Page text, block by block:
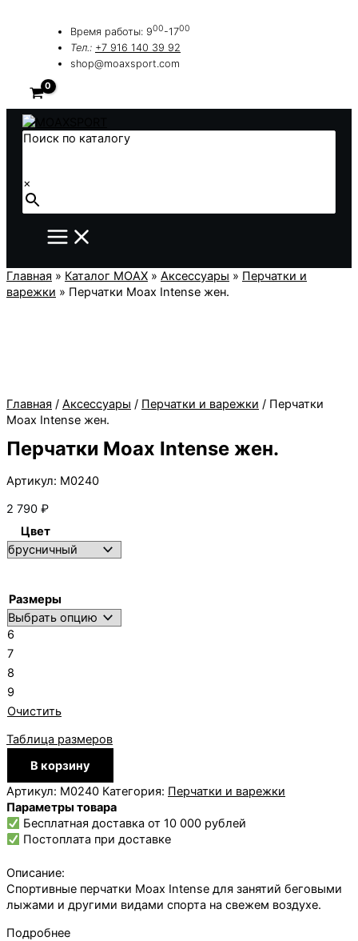
содержимому
Время работы: 900-1700
Тел.: +7 916 140 39 92
shop@moaxsport.com
Поиск по каталогу
×
Главная » Каталог MOAX » Аксессуары » Перчатки и
варежки » Перчатки Moax Intense жен.
Главная / Аксессуары / Перчатки и варежки / Перчатки
Moax Intense жен.
Перчатки Moax Intense жен.
Артикул: M0240
2 790 ₽
Цвет
Размеры
6
7
8
9
Очистить
Таблица размеров
товара
Перчатки
Moax
Intense
жен.
В корзину
Артикул: M0240 Категория: Перчатки и варежки
Параметры товара
Бесплатная доставка от 10 000 рублей
Постоплата при доставке
Описание:
Спортивные перчатки Moax Intense для занятий беговыми
лыжами и другими видами спорта на свежем воздухе.
Подробнее